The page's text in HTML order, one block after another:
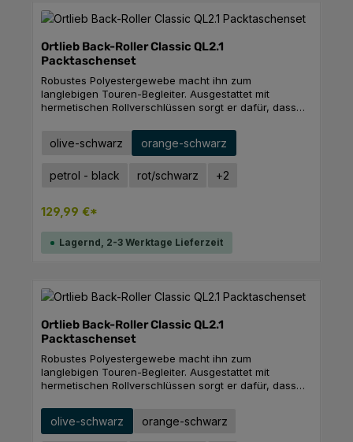
kannst. Damit wäre die Helm-Frage elegant gelöst,
geeignet für ORTLIEB Atrack und ORTLIEB Gear-Pack
Gewicht: 80 g
Ortlieb Back-Roller Classic QL2.1
Packtaschenset
Robustes Polyestergewebe macht ihn zum
langlebigen Touren-Begleiter. Ausgestattet mit
hermetischen Rollverschlüssen sorgt er dafür, dass
wasserdicht geschützt am Ziel ankommen. Mit dem
Quick-Lock2.1-Aufhängesystem lässt sich der
wieder abnehmen. Beim Transport zu Fuß sorgt der
Technische Daten Volumen: 2 x 20 LGewicht: 2 x 950
cmTiefe: 17 cmMaterial: PD620, PS490
Ausführungauswählen
olive-schwarz orange-schwarz
petrol - black rot/schwarz +2
129,99 €*
Lagernd, 2-3 Werktage Lieferzeit
Ortlieb Back-Roller Classic QL2.1
Packtaschenset
Robustes Polyestergewebe macht ihn zum
langlebigen Touren-Begleiter. Ausgestattet mit
hermetischen Rollverschlüssen sorgt er dafür, dass
wasserdicht geschützt am Ziel ankommen. Mit dem
Quick-Lock2.1-Aufhängesystem lässt sich der
Ausführungauswählen
olive-schwarz orange-schwarz